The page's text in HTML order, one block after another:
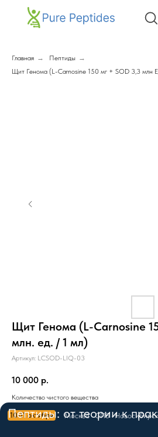
Главная → Пептиды →
Щит Генома (L-Carnosine 150 мг + SOD 3,3 млн
Щит Генома (L-Carnosine
млн. ед. / 1 мл)
Артикул: LCSOD-LIQ-03
10 000 р.
Количество чистого вещества
3 мл (раствор)
10-11 октября Москва · СПб · Новосибирск
Пептиды: от теории к